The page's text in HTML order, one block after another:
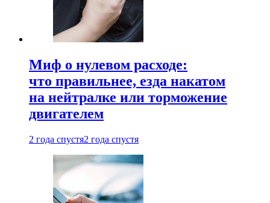
Миф о нулевом расходе:
что правильнее, езда накатом
на нейтралке или торможение
двигателем
2 года спустя2 года спустя